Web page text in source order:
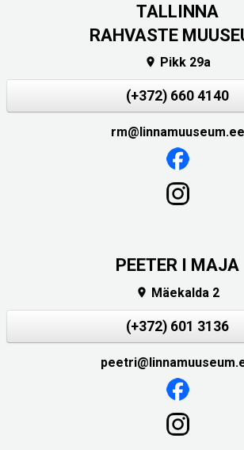
TALLINNA
RAHVASTE
 Pikk 29a
(+372) 660 4140
rm@linnamuuseum.ee
PEETER I MAJA
 Mäekalda 2
(+372) 601 3136